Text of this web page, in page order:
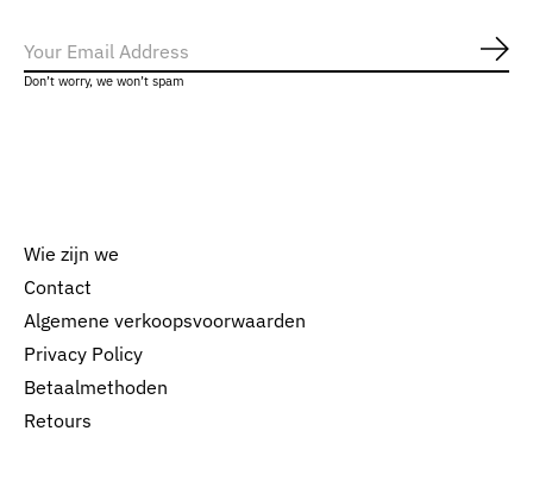
Don’t worry, we won’t spam
Wie zijn we
Contact
Algemene verkoopsvoorwaarden
Privacy Policy
Betaalmethoden
Retours